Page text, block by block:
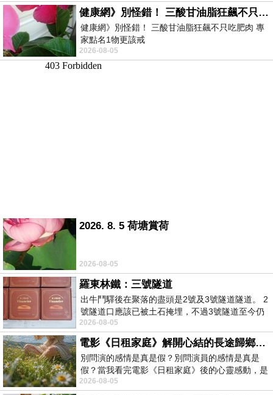
健康網》別怪錯！ 三酸甘油脂狂飆不只吃肥肉 專家點名1物更該戒
健康網》別怪錯！ 三酸甘油脂狂飆不只吃肥肉 專
家點名1物更該戒
https://health.ltn.com.tw/article/breakingnews/
2026-08-05
2026. 8. 5 荷塘賞荷
2026-08-05
羅東林鐵：三號隧道
出牛鬥驛後在聚落的盡頭是2號及3號隧道隧道。 2
號隧道口應該已被土石掩埋，不過3號隧道至今仍
存在。從台7丙牛鬥橋上往左岸上游方
2026-08-05
電影《日租家庭》解開心結的長途歸鄉！能在電影院感受到地理的寬闊和人心的相鄰，真是太棒了！
別問演的感情是真是假？別問演員的感情是真是
假？當我看完電影《日租家庭》後的心靈感動，是
真的。詮釋的情感觸動了人心，就是真情
2026-08-05